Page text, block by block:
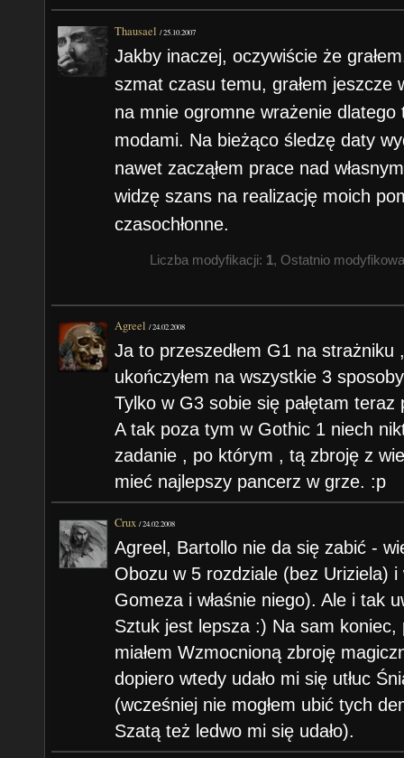
Thausael /25.10.2007
Jakby inaczej, oczywiście że
szmat czasu temu, grałem jeszcze
na mnie ogromne wrażenie dlatego
modami. Na bieżąco śledzę daty
nawet zacząłem prace nad
widzę szans na realizację moich
czasochłonne.
Liczba modyfikacji: 1, Ostatnio
Agreel /24.02.2008
Ja to przeszedłem G1 na
ukończyłem na wszystkie 3
Tylko w G3 sobie się pałętam teraz
A tak poza tym w Gothic 1 niech
zadanie , po którym , tą zbroję z
mieć najlepszy pancerz w grze. :p
Crux /24.02.2008
Agreel, Bartollo nie da się zabić -
Obozu w 5 rozdziale (bez Uriziela) i
Gomeza i właśnie niego). Ale i tak
Sztuk jest lepsza :) Na sam
miałem Wzmocnioną zbroję
dopiero wtedy udało mi się utłuc
(wcześniej nie mogłem ubić tych
Szatą też ledwo mi się udało).